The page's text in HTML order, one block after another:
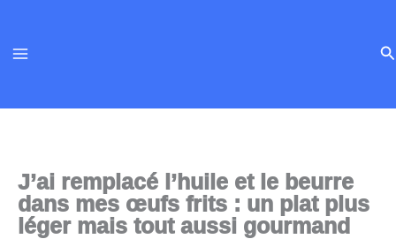
contenu
J’ai remplacé l’huile et le beurre
dans mes œufs frits : un plat plus
léger mais tout aussi gourmand